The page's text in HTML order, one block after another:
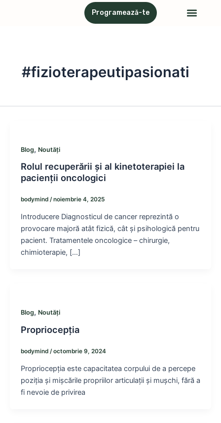
Programează-te
#fizioterapeutipasionati
Blog, Noutăți
Rolul recuperării și al kinetoterapiei la
pacienții oncologici
bodymind /noiembrie 4, 2025
Introducere Diagnosticul de cancer reprezintă o
provocare majoră atât fizică, cât și psihologică pentru
pacient. Tratamentele oncologice – chirurgie,
chimioterapie, […]
Blog, Noutăți
Propriocepția
bodymind /octombrie 9, 2024
Propriocepția este capacitatea corpului de a percepe
poziția și mișcările propriilor articulații și mușchi, fără a
fi nevoie de privirea